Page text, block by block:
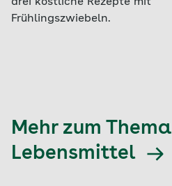
Frühlingszwiebeln.
Mehr zum Thema
Lebensmittel